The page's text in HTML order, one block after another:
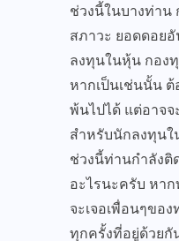
ช่วงนี้ในบางท่าน
สภาวะ ยอดดอยอั
ลงทุนในหุ้น กอง
หากเป็นเช่นนั้น
พ้นไปได้ แต่อาจจ
สำหรับนักลงทุน
ช่วงนี้ท่านกำลังติ
อะไรนะครับ หา
จะเจอเพื่อนๆขอ
ทุกครั้งที่อยู่ด้วย